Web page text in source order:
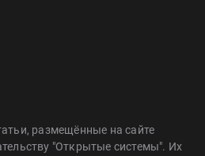
размещённые на сайте
"Открытые системы". Их